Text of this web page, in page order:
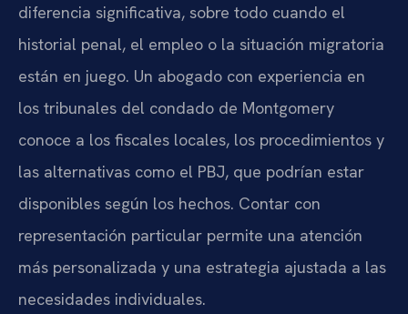
diferencia significativa, sobre todo cuando el
historial penal, el empleo o la situación migratoria
están en juego. Un abogado con experiencia en
los tribunales del condado de Montgomery
conoce a los fiscales locales, los procedimientos y
las alternativas como el PBJ, que podrían estar
disponibles según los hechos. Contar con
representación particular permite una atención
más personalizada y una estrategia ajustada a las
necesidades individuales.